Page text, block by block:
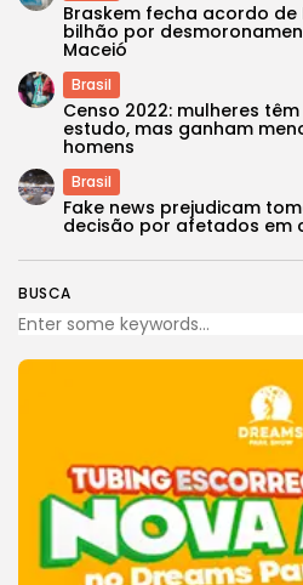
BUSCA
Braskem fecha acordo de
bilhão por
Maceió
Brasil
Censo 2022: mulheres
estudo, mas ganham
homens
Brasil
Fake news prejudicam
decisão por afetados em